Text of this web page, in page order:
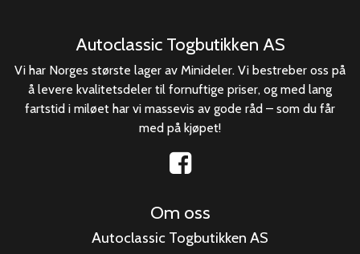
Autoclassic Togbutikken AS
Vi har Norges største lager av Minideler. Vi bestreber oss på
å levere kvalitetsdeler til fornuftige priser, og med lang
fartstid i miløet har vi massevis av gode råd – som du får
med på kjøpet!
Om oss
Autoclassic Togbutikken AS